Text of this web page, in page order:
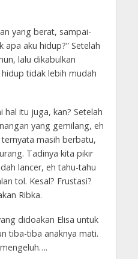
yang berat, sampai-
apa aku hidup?” Setelah
lalu dikabulkan
tidak lebih mudah
hal itu juga, kan? Setelah
yang gemilang, eh
masih berbatu,
Tadinya kita pikir
lancer, eh tahu-tahu
tol. Kesal? Frustasi?
Ribka.
didoakan Elisa untuk
tiba-tiba anaknya mati.